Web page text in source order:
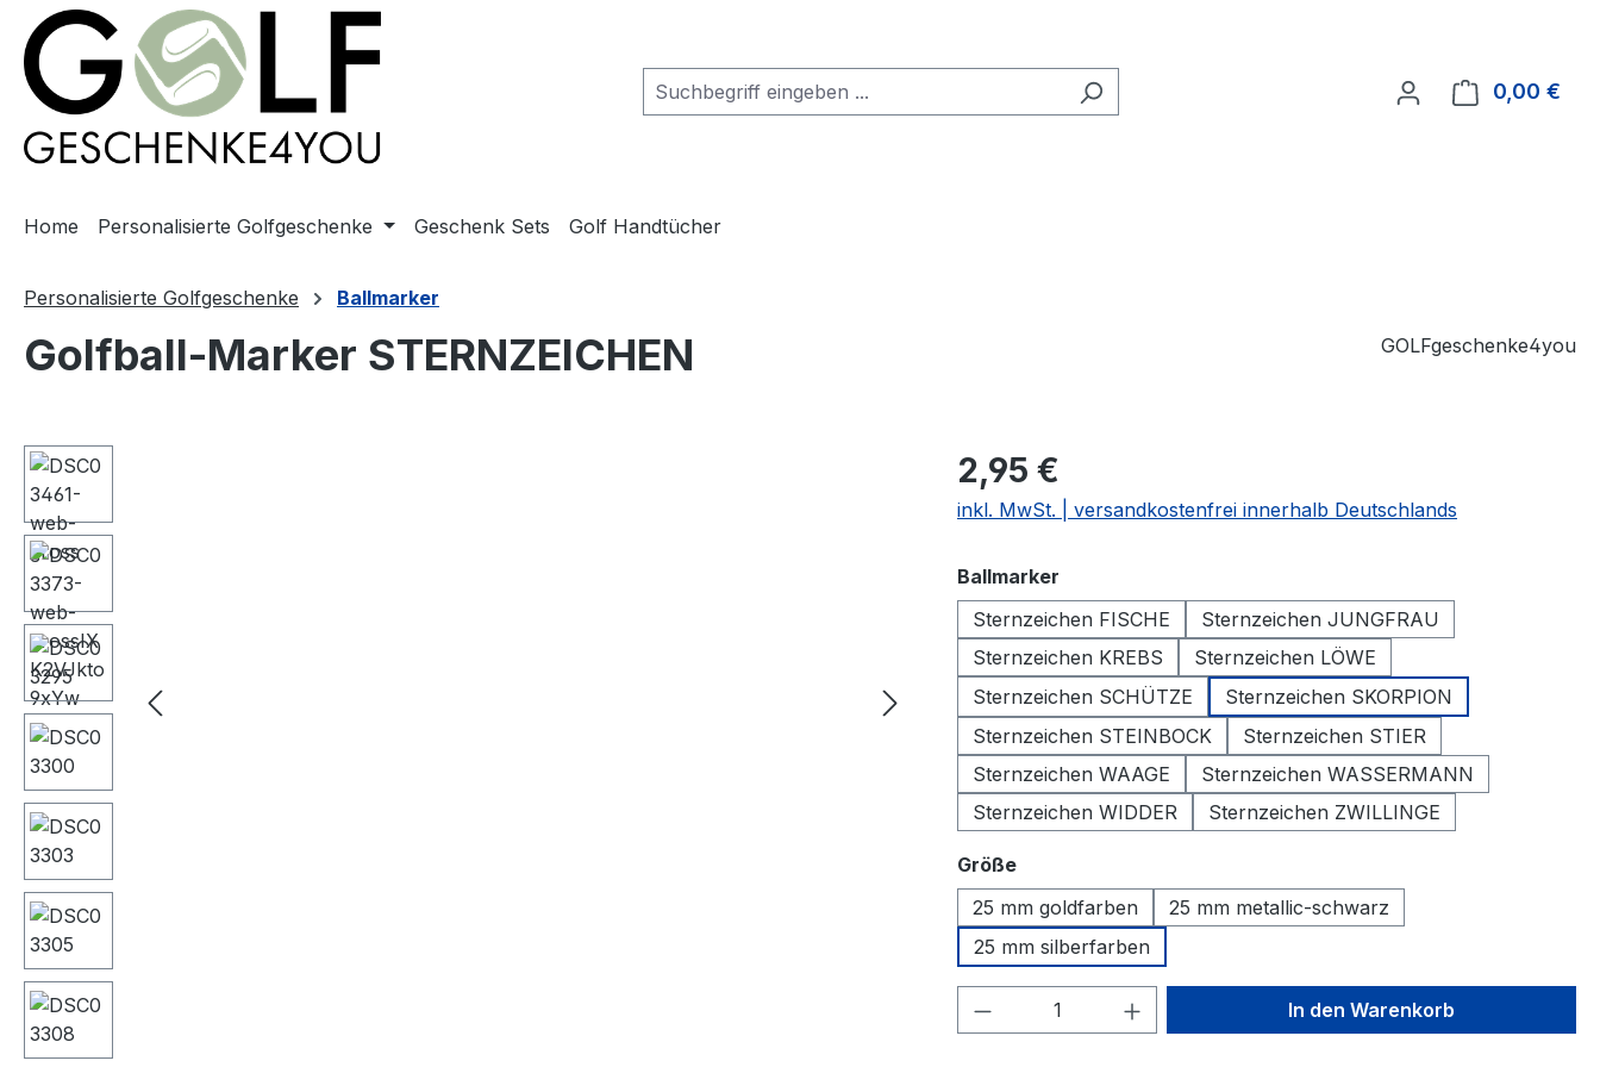
Zur Hauptnavigation springen
0,00 €
Home Personalisierte Golfgeschenke Geschenk Sets Golf Handtücher
Personalisierte Golfgeschenke Ballmarker
Golfball-Marker STERNZEICHEN GOLFgeschenke4you
Bildergalerie überspringen 2,95 €
inkl. MwSt. | versandkostenfrei innerhalb Deutschlands
Ballmarker
Sternzeichen FISCHE
Sternzeichen JUNGFRAU
Sternzeichen KREBS
Sternzeichen LÖWE
Sternzeichen SCHÜTZE
Sternzeichen SKORPION
Sternzeichen STEINBOCK
Sternzeichen STIER
Sternzeichen WAAGE
Sternzeichen WASSERMANN
Sternzeichen WIDDER
Sternzeichen ZWILLINGE
Größeauswählen
25 mm goldfarben
25 mm metallic-schwarz
25 mm silberfarben
Produkt Anzahl: Gib den gewünschten Wert
In den Warenkorb